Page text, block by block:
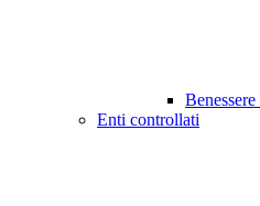
Enti controllati